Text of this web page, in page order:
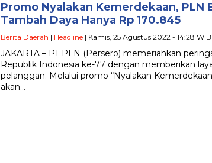
Promo Nyalakan Kemerdekaan, PLN
Tambah Daya Hanya Rp 170.845
Berita Daerah | Headline | Kamis, 25 Agustus 2022 - 14:28 WIB
JAKARTA – PT PLN (Persero) memeriahkan
Republik Indonesia ke-77 dengan memberikan
pelanggan. Melalui promo “Nyalakan
akan…